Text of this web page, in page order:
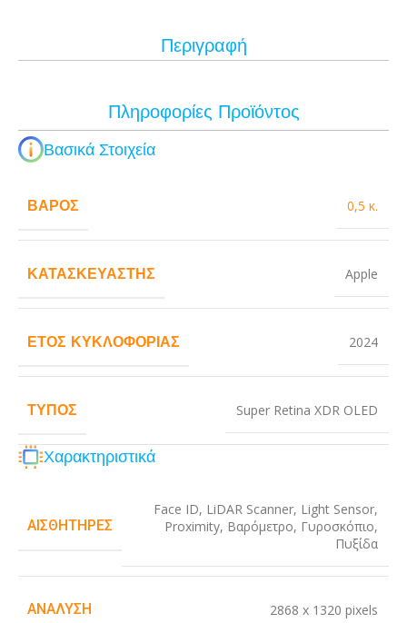
Περιγραφή
Πληροφορίες Προϊόντος
Βασικά Στοιχεία
ΒΆΡΟΣ 0,5 κ.
ΚΑΤΑΣΚΕΥΑΣΤΉΣ Apple
ΈΤΟΣ ΚΥΚΛΟΦΟΡΊΑΣ 2024
ΤΎΠΟΣ Super Retina XDR OLED
Χαρακτηριστικά
ΑΙΣΘΗΤΉΡΕΣ
Face ID, LiDAR Scanner, Light Sensor,
Proximity, Βαρόμετρο, Γυροσκόπιο,
Πυξίδα
ΑΝΆΛΥΣΗ 2868 x 1320 pixels